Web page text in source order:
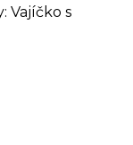
Vajíčko s